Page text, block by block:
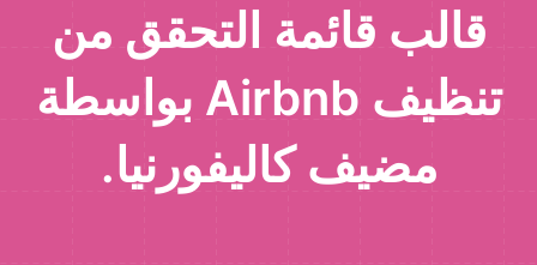
قالب قائمة التحقق من
تنظيف Airbnb بواسطة
مضيف كاليفورنيا.